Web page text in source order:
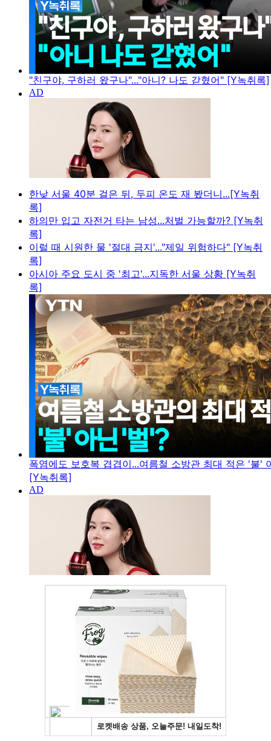
"친구야, 구하러 왔구나"..."아니? 나도 갇혔어" [Y녹취록]
한낮 서울 40분 걸은 뒤, 두피 온도 재 봤더니...[Y녹취
록]
하의만 입고 자전거 타는 남성...처벌 가능할까? [Y녹취
록]
이럴 때 시원한 물 '절대 금지'..."제일 위험하다" [Y녹취
록]
아시아 주요 도시 중 '최고'...지독한 서울 상황 [Y녹취
록]
폭염에도 보호복 겹겹이...여름철 소방관 최대 적은 '불'
[Y녹취록]